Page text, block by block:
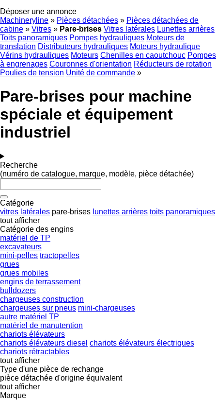
Déposer une annonce
Machineryline » Pièces détachées » Pièces détachées de
cabine » Vitres » Pare-brises Vitres latérales Lunettes arrières
Toits panoramiques Pompes hydrauliques Moteurs de
translation Distributeurs hydrauliques Moteurs hydraulique
Vérins hydrauliques Moteurs Chenilles en caoutchouc Pompes
à engrenages Couronnes d'orientation Réducteurs de rotation
Poulies de tension Unité de commande »
Pare-brises pour machine
spéciale et équipement
industriel
Recherche
(numéro de catalogue, marque, modèle, pièce détachée)
Catégorie
vitres latérales pare-brises lunettes arrières toits panoramiques
tout afficher
Catégorie des engins
matériel de TP
excavateurs
mini-pelles tractopelles
grues
grues mobiles
engins de terrassement
bulldozers
chargeuses construction
chargeuses sur pneus mini-chargeuses
autre matériel TP
matériel de manutention
chariots élévateurs
chariots élévateurs diesel chariots élévateurs électriques
chariots rétractables
tout afficher
Type d'une pièce de rechange
pièce détachée d'origine équivalent
tout afficher
Marque